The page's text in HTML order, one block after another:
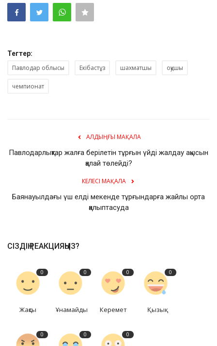
Тегтер:
Павлодар облысы Екібастұз шахматшы оқушы
чемпионат
АЛДЫҢҒЫ МАҚАЛА
Павлодарлықтар жалға берілетін тұрғын үйді жалдау ақысын
қалай төлейді?
КЕЛЕСІ МАҚАЛА
Баянауылдағы үш елді мекенде тұрғындарға жайлы орта
қалыптасуда
СІЗДІҢ РЕАКЦИЯҢЫЗ?
0
Жақсы
0
Ұнамайды
0
Керемет
0
Қызық
0 0 0